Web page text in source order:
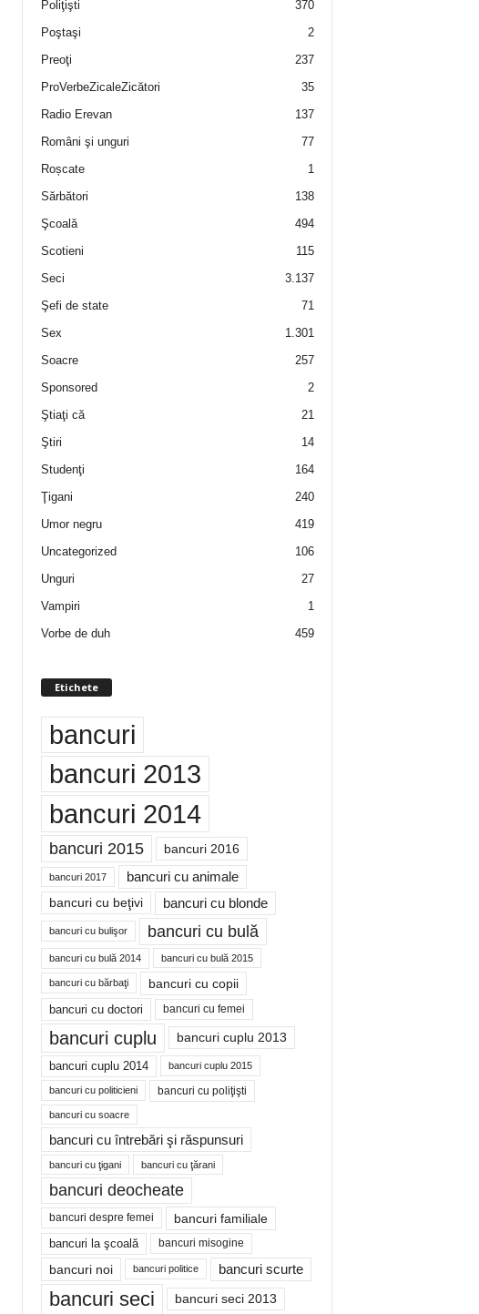
Poliţişti
370
Poştaşi
2
Preoţi
237
ProVerbeZicaleZicători
35
Radio Erevan
137
Români şi unguri
77
Roșcate
1
Sărbători
138
Şcoală
494
Scotieni
115
Seci
3.137
Şefi de state
71
Sex
1.301
Soacre
257
Sponsored
2
Ştiaţi că
21
Ştiri
14
Studenţi
164
Ţigani
240
Umor negru
419
Uncategorized
106
Unguri
27
Vampiri
1
Vorbe de duh
459
Etichete
bancuri
bancuri 2013
bancuri 2014
bancuri 2015 bancuri 2016
bancuri 2017 bancuri cu animale
bancuri cu beţivi bancuri cu blonde
bancuri cu bulişor bancuri cu bulă
bancuri cu bulă 2014 bancuri cu bulă 2015
bancuri cu bărbaţi bancuri cu copii
bancuri cu doctori bancuri cu femei
bancuri cuplu bancuri cuplu 2013
bancuri cuplu 2014 bancuri cuplu 2015
bancuri cu politicieni bancuri cu poliţişti
bancuri cu soacre
bancuri cu întrebări şi răspunsuri
bancuri cu ţigani bancuri cu ţărani
bancuri deocheate
bancuri despre femei bancuri familiale
bancuri la şcoală bancuri misogine
bancuri noi bancuri politice bancuri scurte
bancuri seci bancuri seci 2013